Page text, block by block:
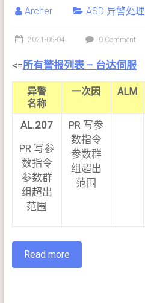
Archer ASD 异警处理
2021-05-04 0 Comment
<=所有警报列表 – 台达伺服
异警
名称
一次因 ALM
AL.207
PR 写参
数指令
参数群
组超出
范围
PR 写参
数指令
参数群
组超出
范围
Read more